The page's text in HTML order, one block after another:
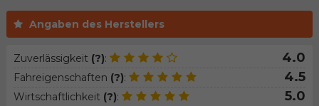
Angaben des Herstellers
Zuverlässigkeit (?): 4.0
Fahreigenschaften (?): 4.5
Wirtschaftlichkeit (?): 5.0